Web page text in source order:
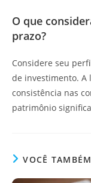
O que
prazo?
Considere seu
de investimento. A
consistência nas
patrimônio
VOCÊ